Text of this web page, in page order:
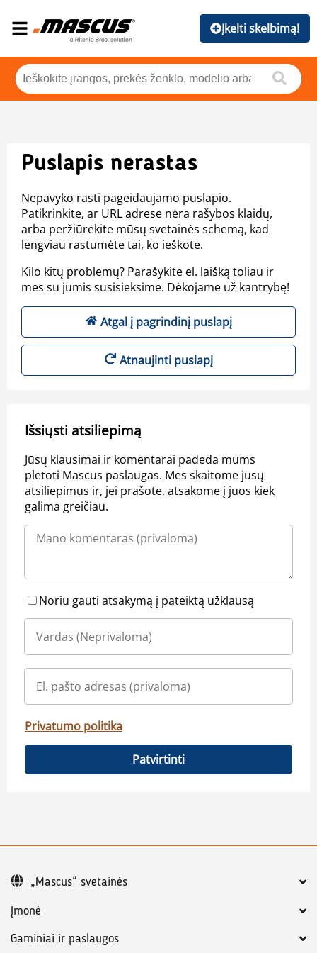
Įkelti skelbimą!
Puslapis nerastas
Nepavyko rasti pageidaujamo puslapio.
Patikrinkite, ar URL adrese nėra rašybos klaidų,
arba peržiūrėkite mūsų svetainės schemą, kad
lengviau rastumėte tai, ko ieškote.
Kilo kitų problemų? Parašykite el. laišką toliau ir
mes su jumis susisieksime. Dėkojame už kantrybę!
Atgal į pagrindinį puslapį
Atnaujinti puslapį
Išsiųsti atsiliepimą
Jūsų klausimai ir komentarai padeda mums
plėtoti Mascus paslaugas. Mes skaitome jūsų
atsiliepimus ir, jei prašote, atsakome į juos kiek
galima greičiau.
Noriu gauti atsakymą į pateiktą užklausą
Privatumo politika
Patvirtinti
Įmonė
Gaminiai ir paslaugos
„Mascus“ svetainės